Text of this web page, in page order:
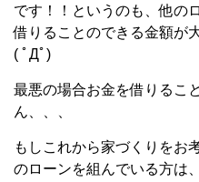
です！！というのも、他の
借りることのできる金額が
( ﾟДﾟ)
最悪の場合お金を借りるこ
ん、、、
もしこれから家づくりをお
のローンを組んでいる方は